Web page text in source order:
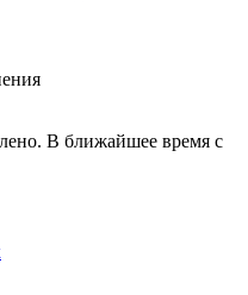
В ближайшее время с